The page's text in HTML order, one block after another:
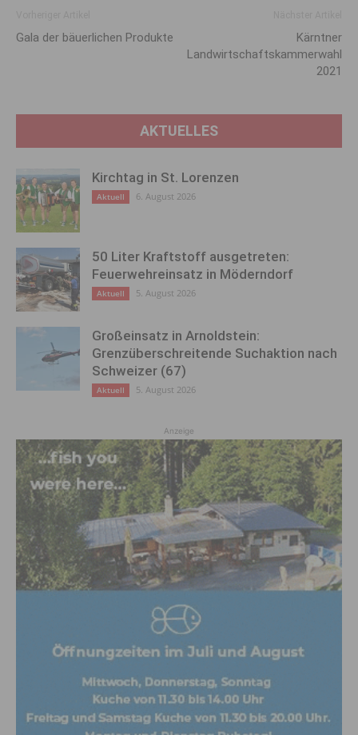
Gala der bäuerlichen Produkte
Kärntner
Landwirtschaftskammerwahl
2021
AKTUELLES
Kirchtag in St. Lorenzen
Aktuell 6. August 2026
50 Liter Kraftstoff ausgetreten:
Feuerwehreinsatz in Möderndorf
Aktuell 5. August 2026
Großeinsatz in Arnoldstein:
Grenzüberschreitende Suchaktion nach
Schweizer (67)
Aktuell 5. August 2026
Anzeige